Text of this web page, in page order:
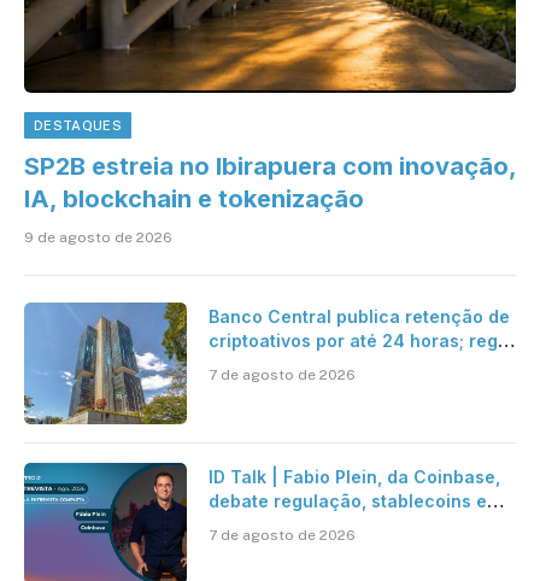
DESTAQUES
SP2B estreia no Ibirapuera com inovação,
IA, blockchain e tokenização
9 de agosto de 2026
Banco Central publica retenção de
criptoativos por até 24 horas; regra
7 de agosto de 2026
ID Talk | Fabio Plein, da Coinbase,
debate regulação, stablecoins e
7 de agosto de 2026